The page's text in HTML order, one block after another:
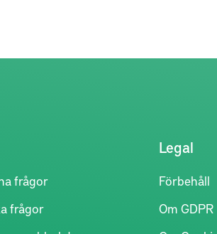
frågor
frågor
Legal
Förbehåll
Om GDPR